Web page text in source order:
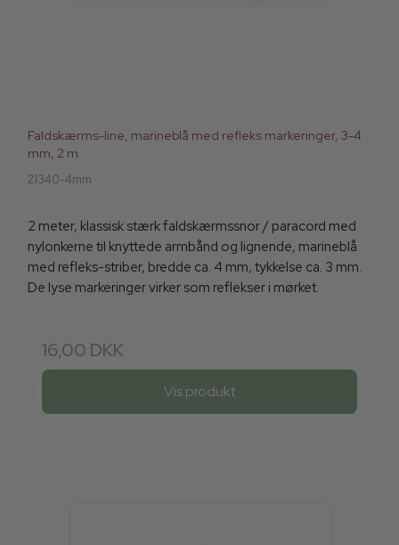
Faldskærms-line, marineblå med refleks markeringer, 3-4
mm, 2 m
21340-4mm
2 meter, klassisk stærk faldskærmssnor / paracord med
nylonkerne til knyttede armbånd og lignende, marineblå
med refleks-striber, bredde ca. 4 mm, tykkelse ca. 3 mm.
De lyse markeringer virker som reflekser i mørket.
16,00 DKK
Vis produkt